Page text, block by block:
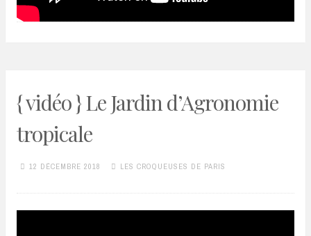
{ vidéo } Le Jardin d’Agronomie
tropicale
12 DÉCEMBRE 2018 LES CROQUEUSES DE PARIS